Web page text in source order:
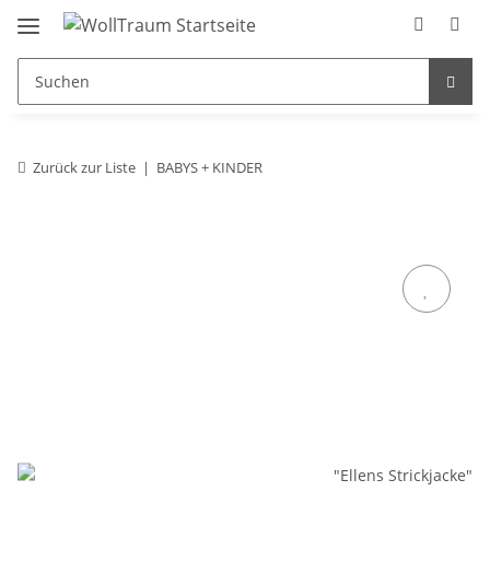
Zurück zur Liste BABYS + KINDER